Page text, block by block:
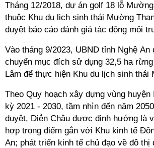
Tháng 12/2018, dự án golf 18 lỗ
thuộc Khu du lịch sinh thái Mường
duyệt báo cáo đánh giá tác động môi
Vào tháng 9/2023, UBND tỉnh Nghệ An
chuyển mục đích sử dụng 32,5 ha
Lâm để thực hiện Khu du lịch sinh thái
Theo Quy hoạch xây dựng vùng huyện
kỳ 2021 - 2030, tầm nhìn đến năm
duyệt, Diễn Châu được định hướng là
hợp trọng điểm gắn với Khu kinh tế
An; phát triển kinh tế chủ đạo về đô thị